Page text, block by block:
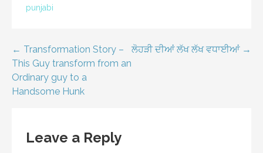
punjabi
Post
navigation
← Transformation Story –
This Guy transform from an
Ordinary guy to a
Handsome Hunk
ਲੋਹੜੀ ਦੀਆਂ ਲੱਖ ਲੱਖ ਵਧਾਈਆਂ →
Leave a Reply